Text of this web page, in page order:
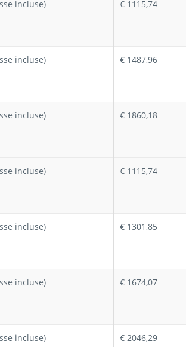
incluse) € 1115,74
incluse) € 1487,96
incluse) € 1860,18
incluse) € 1115,74
incluse) € 1301,85
incluse) € 1674,07
incluse) € 2046,29